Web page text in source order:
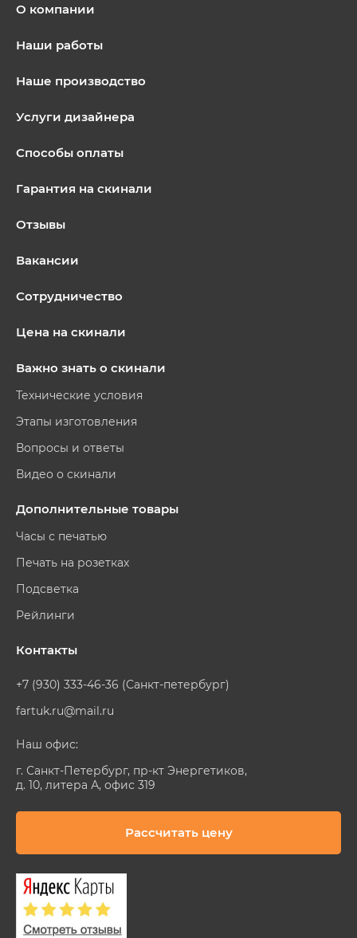
О компании
Наши работы
Наше производство
Услуги дизайнера
Способы оплаты
Гарантия на скинали
Отзывы
Вакансии
Сотрудничество
Цена на скинали
Важно знать о скинали
Технические условия
Этапы изготовления
Вопросы и ответы
Видео о скинали
Дополнительные товары
Часы с печатью
Печать на розетках
Подсветка
Рейлинги
Контакты
+7 (930) 333-46-36 (Санкт-петербург)
fartuk.ru@mail.ru
Наш офис:
г. Санкт-Петербург, пр-кт Энергетиков,
д. 10, литера А, офис 319
Рассчитать цену